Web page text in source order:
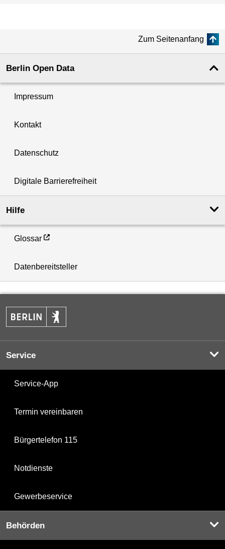
Zum Seitenanfang
Berlin Open Data
Impressum
Kontakt
Datenschutz
Digitale Barrierefreiheit
Hilfe
Glossar
Datenbereitsteller
Service
Service-App
Termin vereinbaren
Bürgertelefon 115
Notdienste
Gewerbeservice
Behörden